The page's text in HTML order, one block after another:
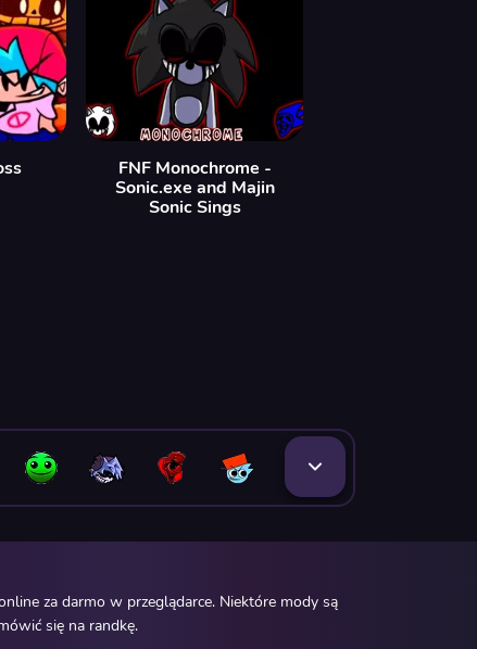
FNF Monochrome -
Sonic.exe and Majin
Sonic Sings
za darmo w przeglądarce. Niektóre mody są
się na randkę.